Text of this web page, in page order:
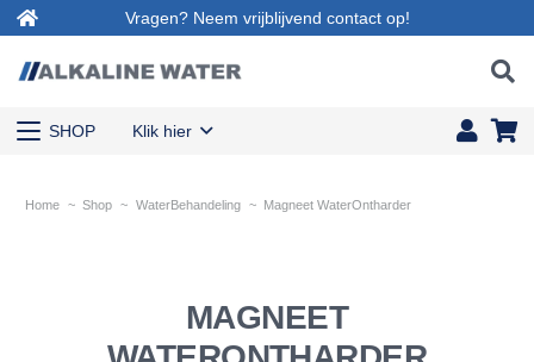
Vragen? Neem vrijblijvend contact op!
SHOP Klik hier
Home ~ Shop ~ WaterBehandeling ~ Magneet WaterOntharder
MAGNEET